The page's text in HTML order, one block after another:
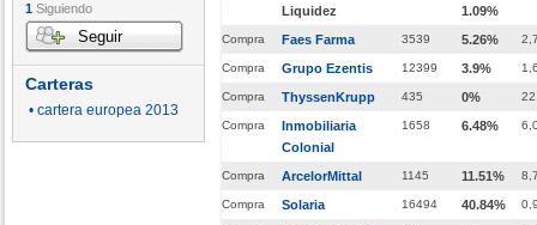
1 Siguiendo
Seguir
Carteras
• cartera europea 2013
Liquidez 1.09%
Compra Faes Farma 3539 5.26%
Compra Grupo Ezentis 12399 3.9%
Compra ThyssenKrupp 435 0%
Compra
Inmobiliaria
Colonial
1658 6.48%
Compra ArcelorMittal 1145 11.51%
Compra Solaria 16494 40.84%